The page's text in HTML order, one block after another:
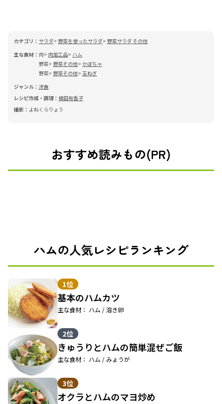
カテゴリ： サラダ 野菜を使ったサラダ
野菜サラダ その他
主な食材： 肉 肉加工品
ハム
野菜
野菜その他
かぼちゃ
野菜
野菜その他 玉ねぎ
ジャンル： 洋食
レシピ作成・調理： 植田有香子
撮影： よねくらりょう
おすすめ読みもの(PR)
ハムの人気レシピランキング
1位
基本のハムカツ
主な食材： ハム / 溶き卵
2位
きゅうりとハムの簡単混ぜご飯
主な食材： ハム / みょうが
3位
オクラとハムのマヨ炒め